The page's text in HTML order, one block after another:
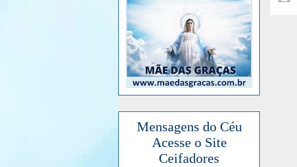
Mensagens do Céu
Acesse o Site
Ceifadores